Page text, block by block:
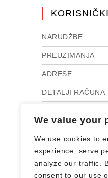
We value your
We use cookies to
experience, serve
analyze our traffic.
consent to our use
NARUDŽBE
PREUZIMANJA
ADRESE
DETALJI RAČUNA